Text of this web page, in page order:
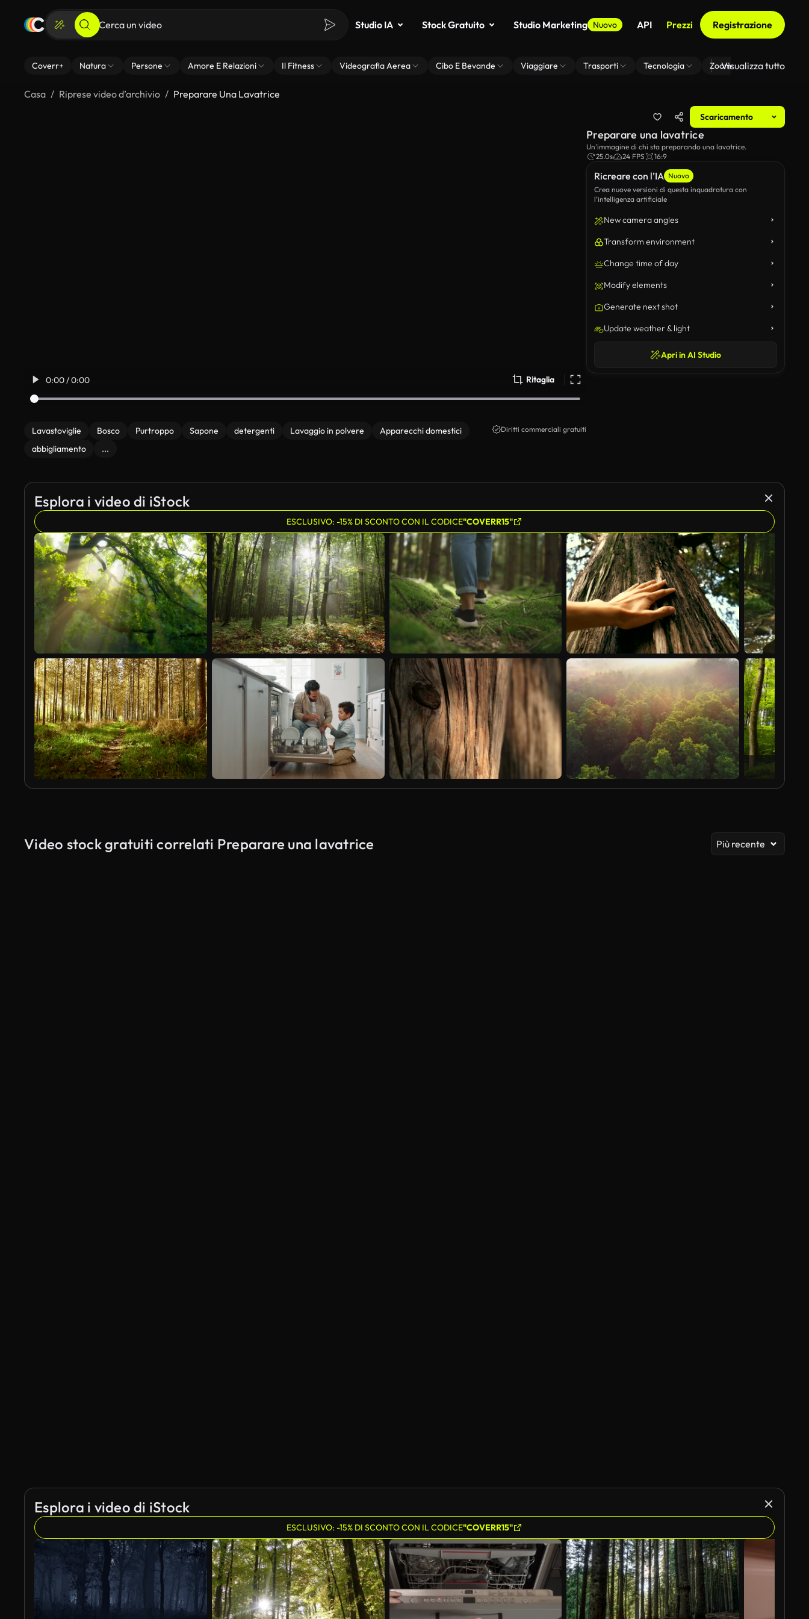
Studio IA Stock Gratuito Studio Marketing Nuovo API Prezzi Registrazione
Coverr+ Natura Persone Amore E Relazioni Il Fitness Videografia Aerea Cibo E Bevande Viaggiare Trasporti Tecnologia Zoom Di Sfondo Virtuale
Visualizza tutto
Casa Riprese video d’archivio Preparare Una Lavatrice
Scaricamento
0:00 / 0:00 Ritaglia
Lavastoviglie Bosco Purtroppo Sapone detergenti Lavaggio in polvere
Apparecchi domestici
abbigliamento
...
Diritti commerciali gratuiti
Ricreare con l’IA Nuovo
Crea nuove versioni di questa inquadratura con
l’intelligenza artificiale
New camera angles
Transform environment
Change time of day
Modify elements
Generate next shot
Update weather & light
Apri in AI Studio
Preparare una lavatrice
Un’immagine di chi sta preparando una lavatrice.
25.0s
24 FPS 16:9
Esplora i video di iStock
ESCLUSIVO: -15% DI SCONTO CON IL CODICE"COVERR15"
Video stock gratuiti correlati Preparare una lavatrice Più recente
Esplora i video di iStock
ESCLUSIVO: -15% DI SCONTO CON IL CODICE"COVERR15"